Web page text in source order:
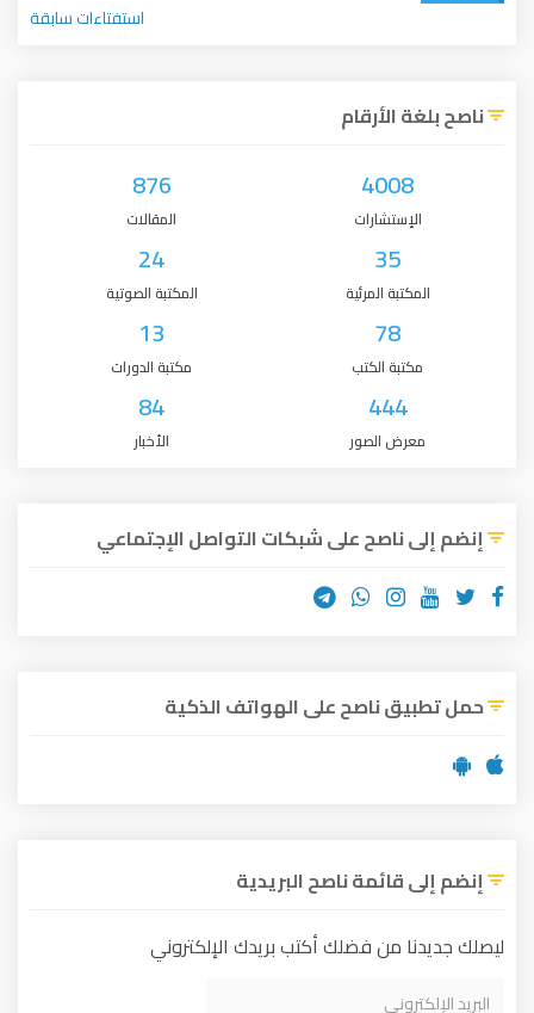
استفتاءات سابقة
ناصح بلغة الأرقام
4008
الإستشارات
876
المقالات
35
المكتبة المرئية
24
المكتبة الصوتية
78
مكتبة الكتب
13
مكتبة الدورات
444
معرض الصور
84
الأخبار
إنضم إلى ناصح على شبكات التواصل الإجتماعي
حمل تطبيق ناصح على الهواتف الذكية
إنضم إلى قائمة ناصح البريدية
ليصلك جديدنا من فضلك أكتب بريدك الإلكتروني